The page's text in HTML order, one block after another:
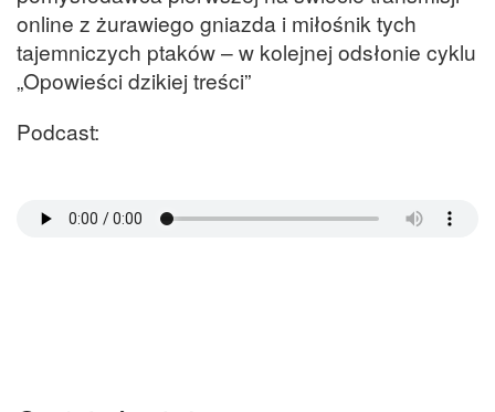
online z żurawiego gniazda i miłośnik tych
tajemniczych ptaków – w kolejnej odsłonie cyklu
„Opowieści dzikiej treści”
Podcast: